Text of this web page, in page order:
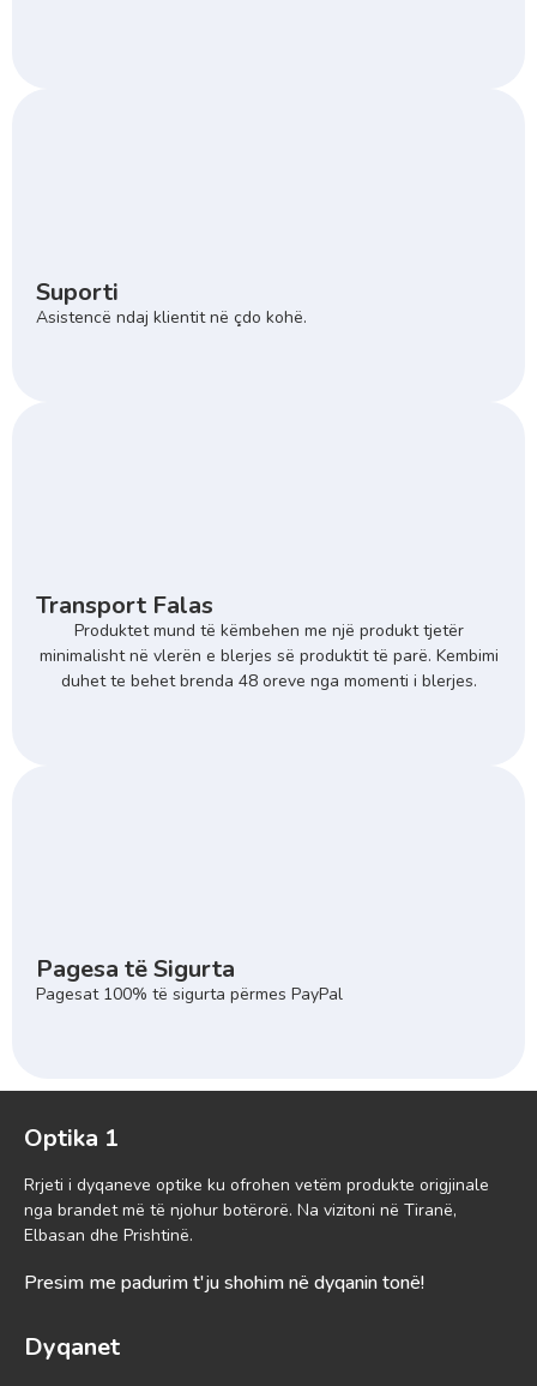
Suporti
Asistencë ndaj klientit në çdo kohë.
Transport Falas
Produktet mund të këmbehen me një produkt tjetër
minimalisht në vlerën e blerjes së produktit të parë. Kembimi
duhet te behet brenda 48 oreve nga momenti i blerjes.
Pagesa të Sigurta
Pagesat 100% të sigurta përmes PayPal
Optika 1
Rrjeti i dyqaneve optike ku ofrohen vetëm produkte origjinale
nga brandet më të njohur botërorë. Na vizitoni në Tiranë,
Elbasan dhe Prishtinë.
Presim me padurim t'ju shohim në dyqanin tonë!
Dyqanet